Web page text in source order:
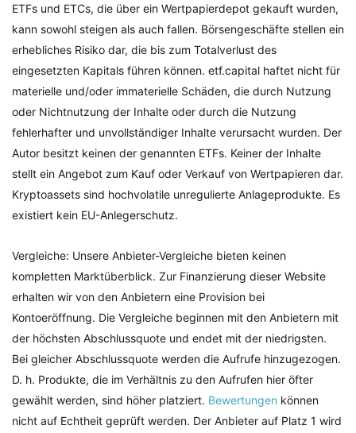
ETFs und ETCs, die über ein Wertpapierdepot gekauft wurden,
kann sowohl steigen als auch fallen. Börsengeschäfte stellen ein
erhebliches Risiko dar, die bis zum Totalverlust des
eingesetzten Kapitals führen können. etf.capital haftet nicht für
materielle und/oder immaterielle Schäden, die durch Nutzung
oder Nichtnutzung der Inhalte oder durch die Nutzung
fehlerhafter und unvollständiger Inhalte verursacht wurden. Der
Autor besitzt keinen der genannten ETFs. Keiner der Inhalte
stellt ein Angebot zum Kauf oder Verkauf von Wertpapieren dar.
Kryptoassets sind hochvolatile unregulierte Anlageprodukte. Es
existiert kein EU-Anlegerschutz.
Vergleiche: Unsere Anbieter-Vergleiche bieten keinen
kompletten Marktüberblick. Zur Finanzierung dieser Website
erhalten wir von den Anbietern eine Provision bei
Kontoeröffnung. Die Vergleiche beginnen mit den Anbietern mit
der höchsten Abschlussquote und endet mit der niedrigsten.
Bei gleicher Abschlussquote werden die Aufrufe hinzugezogen.
D. h. Produkte, die im Verhältnis zu den Aufrufen hier öfter
gewählt werden, sind höher platziert. Bewertungen können
nicht auf Echtheit geprüft werden. Der Anbieter auf Platz 1 wird